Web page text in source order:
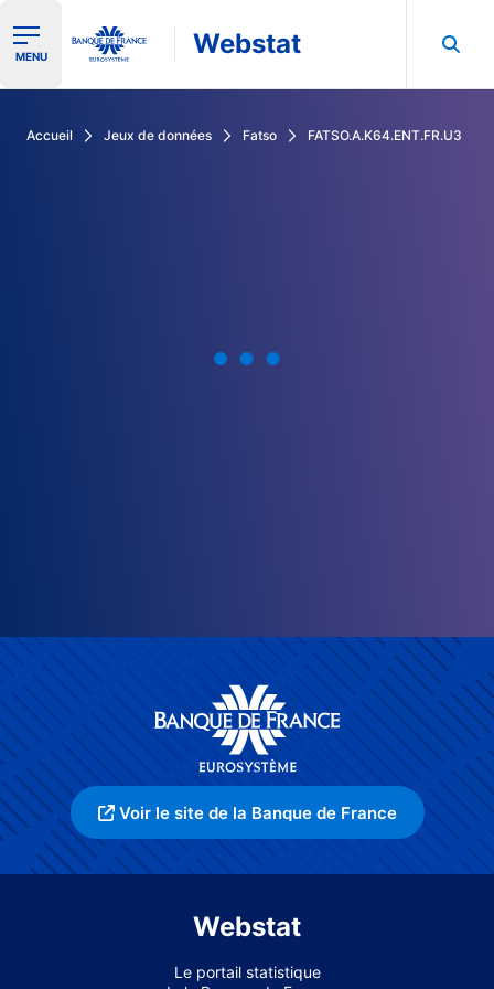
Ouvrir le menu de navigation
MENU Webstat
Accueil Jeux de données Fatso FATSO.A.K64.ENT.FR.U3
Voir le site de la Banque de France
Webstat
Le portail statistique